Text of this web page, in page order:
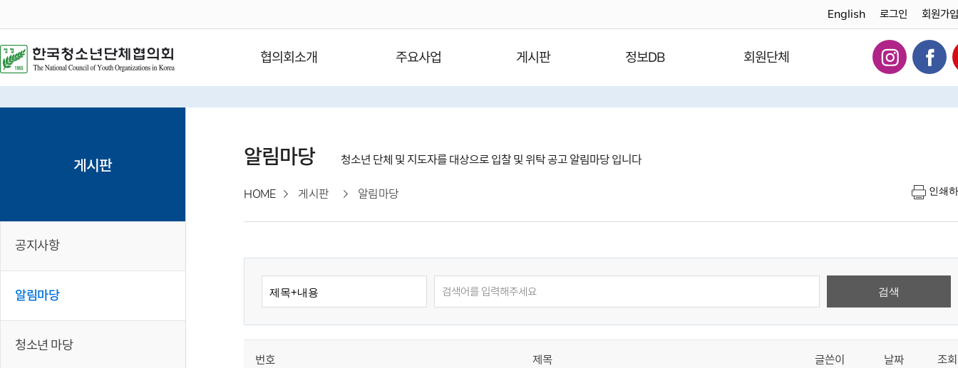
English 로그인 회원가입
협의회소개 주요사업 게시판 정보DB 회원단체
게시판
공지사항
알림마당
청소년 마당
알림마당 청소년 단체 및 지도자를 대상으로 입찰 및 위탁 공고 알림마당 입니다
HOME 게시판 알림마당 인쇄
번호 제목 글쓴이 날짜 조회